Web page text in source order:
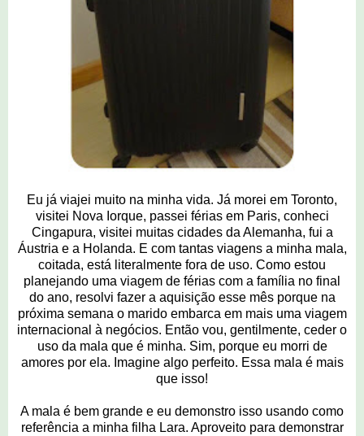
Eu já viajei muito na minha vida. Já morei em Toronto,
visitei Nova Iorque, passei férias em Paris, conheci
Cingapura, visitei muitas cidades da Alemanha, fui a
Áustria e a Holanda. E com tantas viagens a minha mala,
coitada, está literalmente fora de uso. Como estou
planejando uma viagem de férias com a família no final
do ano, resolvi fazer a aquisição esse mês porque na
próxima semana o marido embarca em mais uma viagem
internacional à negócios. Então vou, gentilmente, ceder o
uso da mala que é minha. Sim, porque eu morri de
amores por ela. Imagine algo perfeito. Essa mala é mais
que isso!
A mala é bem grande e eu demonstro isso usando como
referência a minha filha Lara. Aproveito para demonstrar